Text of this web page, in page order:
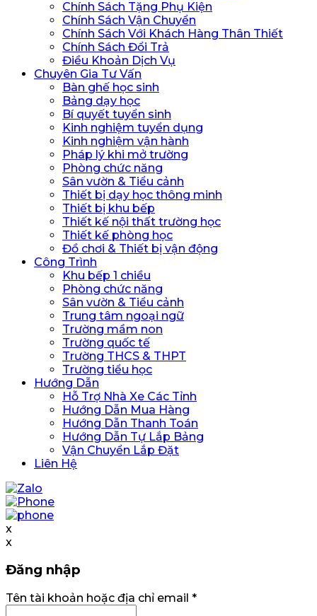
Chính Sách Tặng Phụ Kiện
Chính Sách Vận Chuyển
Chính Sách Với Khách Hàng Thân Thiết
Chính Sách Đổi Trả
Điều Khoản Dịch Vụ
Chuyên Gia Tư Vấn
Bàn ghế học sinh
Bảng dạy học
Bí quyết tuyển sinh
Kinh nghiệm tuyển dụng
Kinh nghiệm vận hành
Pháp lý khi mở trường
Phòng chức năng
Sân vườn & Tiểu cảnh
Thiết bị dạy học thông minh
Thiết bị khu bếp
Thiết kế nội thất trường học
Thiết kế phòng học
Đồ chơi & Thiết bị vận động
Công Trình
Khu bếp 1 chiều
Phòng chức năng
Sân vườn & Tiểu cảnh
Trung tâm ngoại ngữ
Trường mầm non
Trường quốc tế
Trường THCS & THPT
Trường tiểu học
Hướng Dẫn
Hỗ Trợ Nhà Xe Các Tỉnh
Hướng Dẫn Mua Hàng
Hướng Dẫn Thanh Toán
Hướng Dẫn Tự Lắp Bảng
Vận Chuyển Lắp Đặt
Liên Hệ
x
x
Đăng nhập
Tên tài khoản hoặc địa chỉ email *Bắt